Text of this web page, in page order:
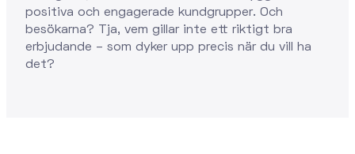
positiva och engagerade kundgrupper. Och
besökarna? Tja, vem gillar inte ett riktigt bra
erbjudande – som dyker upp precis när du vill ha
det?